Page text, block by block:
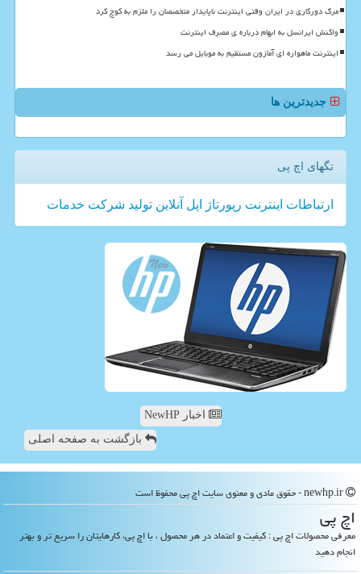
مرگ دورکاری در ایران وقتی اینترنت ناپایدار متخصصان را ملزم به کوچ کرد
واکنش ایرانسل به ابهام درباره ی مصرف اینترنت
اینترنت ماهواره ای آمازون مستقیم به موبایل می رسد
جدیدترین ها
تگهای اچ پی
ارتباطات اینترنت رپورتاژ اپل آنلاین تولید شركت خدمات
اخبار NewHP
بازگشت به صفحه اصلی
اچ پی
معرفی محصولات اچ پی : کیفیت و اعتماد در هر محصول ، با اچ پی، کارهایتان را سریع تر و بهتر
انجام دهید